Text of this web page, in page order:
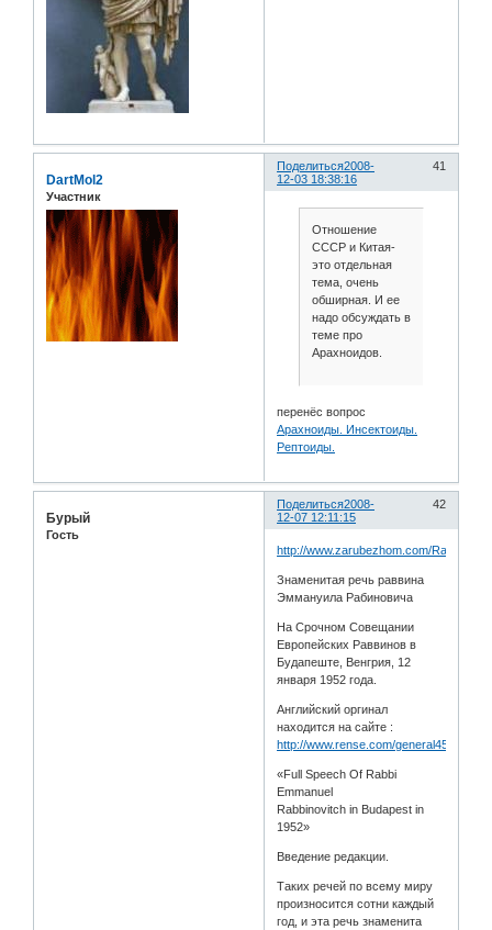
Поделиться 41
2008-
12-03 18:38:16
DartMol2
Участник
Отношение
СССР и Китая-
это отдельная
тема, очень
обширная. И ее
надо обсуждать в
теме про
Арахноидов.
перенёс вопрос
Арахноиды. Инсектоиды.
Рептоиды.
Поделиться 42
2008-
12-07 12:11:15
Бурый
Гость
http://www.zarubezhom.com/
Знаменитая речь раввина
Эммануила Рабиновича
На Срочном Совещании
Европейских Раввинов в
Будапеште, Венгрия, 12
января 1952 года.
Английский оргинал
находится на сайте :
http://www.rense.com/general45/full.htm
«Full Speech Of Rabbi
Emmanuel
Rabbinovitch in Budapest in
1952»
Введение редакции.
Таких речей по всему миру
произносится сотни каждый
год, и эта речь знаменита